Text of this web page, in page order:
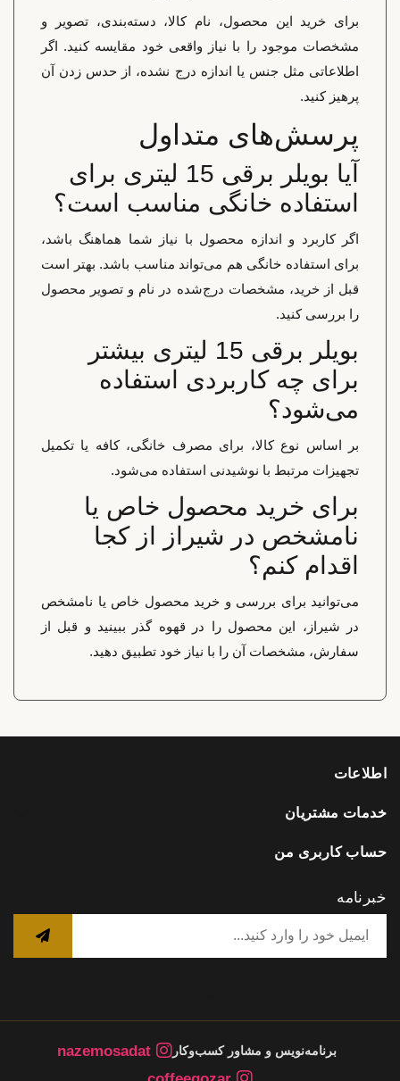
برای خرید این محصول، نام کالا، دسته‌بندی، تصویر و
مشخصات موجود را با نیاز واقعی خود مقایسه کنید. اگر
اطلاعاتی مثل جنس یا اندازه درج نشده، از حدس زدن آن
پرهیز کنید.
پرسش‌های متداول
آیا بویلر برقی 15 لیتری برای
استفاده خانگی مناسب است؟
اگر کاربرد و اندازه محصول با نیاز شما هماهنگ باشد،
برای استفاده خانگی هم می‌تواند مناسب باشد. بهتر است
قبل از خرید، مشخصات درج‌شده در نام و تصویر محصول
را بررسی کنید.
بویلر برقی 15 لیتری بیشتر
برای چه کاربردی استفاده
می‌شود؟
بر اساس نوع کالا، برای مصرف خانگی، کافه یا تکمیل
تجهیزات مرتبط با نوشیدنی استفاده می‌شود.
برای خرید محصول خاص یا
نامشخص در شیراز از کجا
اقدام کنم؟
می‌توانید برای بررسی و خرید محصول خاص یا نامشخص
در شیراز، این محصول را در قهوه گذر ببینید و قبل از
سفارش، مشخصات آن را با نیاز خود تطبیق دهید.
اطلاعات
خدمات مشتریان
حساب کاربری من
خبرنامه
برنامه‌نویس و مشاور کسب‌وکار
nazemosadat